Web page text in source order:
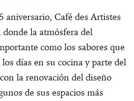
aniversario, Café des Artistes
la atmósfera del
como los sabores que
días en su cocina y parte del
la renovación del diseño
de sus espacios más